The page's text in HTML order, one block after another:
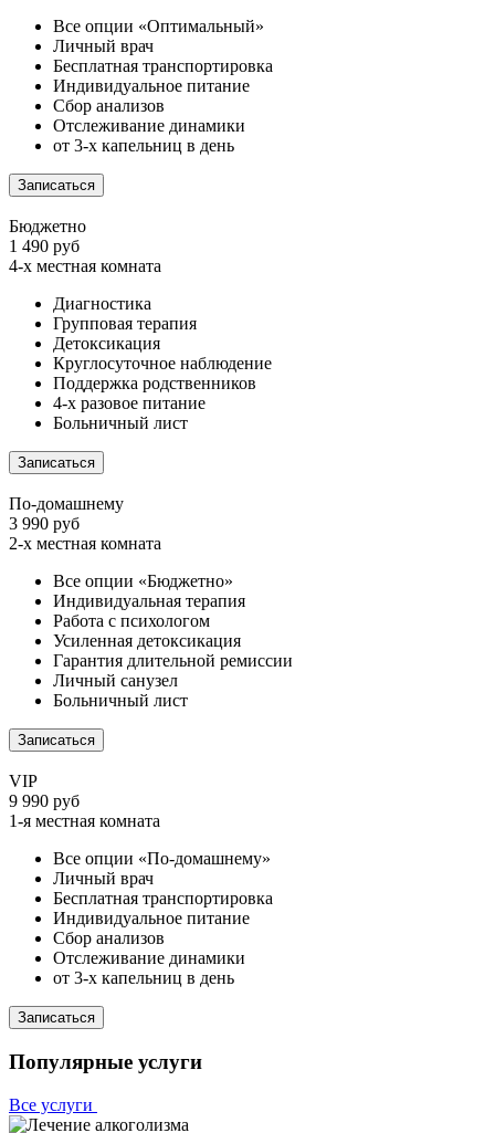
Все опции «Оптимальный»
Личный врач
Бесплатная транспортировка
Индивидуальное питание
Сбор анализов
Отслеживание динамики
от 3-х капельниц в день
Записаться
Бюджетно
1 490 руб
4-х местная комната
Диагностика
Групповая терапия
Детоксикация
Круглосуточное наблюдение
Поддержка родственников
4-х разовое питание
Больничный лист
Записаться
По-домашнему
3 990 руб
2-х местная комната
Все опции «Бюджетно»
Индивидуальная терапия
Работа с психологом
Усиленная детоксикация
Гарантия длительной ремиссии
Личный санузел
Больничный лист
Записаться
VIP
9 990 руб
1-я местная комната
Все опции «По-домашнему»
Личный врач
Бесплатная транспортировка
Индивидуальное питание
Сбор анализов
Отслеживание динамики
от 3-х капельниц в день
Записаться
Популярные услуги
Все услуги